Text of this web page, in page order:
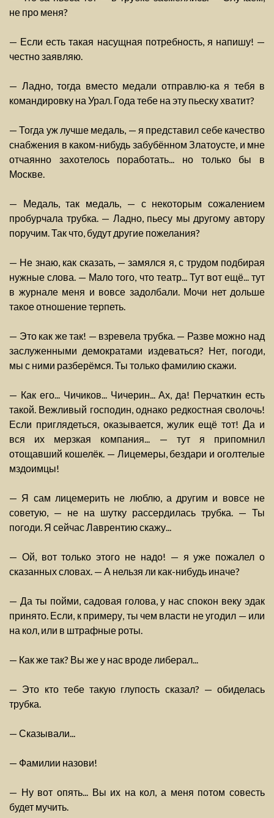
не про меня?
— Если есть такая насущная потребность, я напишу! —
честно заявляю.
— Ладно, тогда вместо медали отправлю-ка я тебя в
командировку на Урал. Года тебе на эту пьеску хватит?
— Тогда уж лучше медаль, — я представил себе качество
снабжения в каком-нибудь забубённом Златоусте, и мне
отчаянно захотелось поработать... но только бы в
Москве.
— Медаль, так медаль, — с некоторым сожалением
пробурчала трубка. — Ладно, пьесу мы другому автору
поручим. Так что, будут другие пожелания?
— Не знаю, как сказать, — замялся я, с трудом подбирая
нужные слова. — Мало того, что театр... Тут вот ещё... тут
в журнале меня и вовсе задолбали. Мочи нет дольше
такое отношение терпеть.
— Это как же так! — взревела трубка. — Разве можно над
заслуженными демократами издеваться? Нет, погоди,
мы с ними разберёмся. Ты только фамилию скажи.
— Как его... Чичиков... Чичерин... Ах, да! Перчаткин есть
такой. Вежливый господин, однако редкостная сволочь!
Если приглядеться, оказывается, жулик ещё тот! Да и
вся их мерзкая компания... — тут я припомнил
отощавший кошелёк. — Лицемеры, бездари и оголтелые
мздоимцы!
— Я сам лицемерить не люблю, а другим и вовсе не
советую, — не на шутку рассердилась трубка. — Ты
погоди. Я сейчас Лаврентию скажу...
— Ой, вот только этого не надо! — я уже пожалел о
сказанных словах. — А нельзя ли как-нибудь иначе?
— Да ты пойми, садовая голова, у нас спокон веку эдак
принято. Если, к примеру, ты чем власти не угодил — или
на кол, или в штрафные роты.
— Как же так? Вы же у нас вроде либерал...
— Это кто тебе такую глупость сказал? — обиделась
трубка.
— Сказывали...
— Фамилии назови!
— Ну вот опять... Вы их на кол, а меня потом совесть
будет мучить.